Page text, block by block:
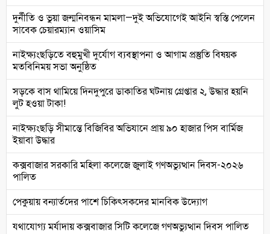
দুর্নীতি ও ভুয়া জন্মনিবন্ধন মামলা—দুই অভিযোগেই আইনি স্বস্তি পেলেন
সাবেক চেয়ারম্যান ওয়াসিম
নাইক্ষ্যংছড়িতে বহুমুখী দুর্যোগ ব্যবস্থাপনা ও আগাম প্রস্তুতি বিষয়ক
মতবিনিময় সভা অনুষ্ঠিত
সড়কে বাস থামিয়ে দিনদুপুরে ডাকাতির ঘটনায় গ্রেপ্তার ২, উদ্ধার হয়নি
লুট হওয়া টাকা!
নাইক্ষ্যংছড়ি সীমান্তে বিজিবির অভিযানে প্রায় ৯০ হাজার পিস বার্মিজ
ইয়াবা উদ্ধার
কক্সবাজার সরকারি মহিলা কলেজে জুলাই গণঅভ্যুত্থান দিবস-২০২৬
পালিত
পেকুয়ায় বন্যার্তদের পাশে চিকিৎসকদের মানবিক উদ্যোগ
যথাযোগ্য মর্যাদায় কক্সবাজার সিটি কলেজে গণঅভ্যুত্থান দিবস পালিত